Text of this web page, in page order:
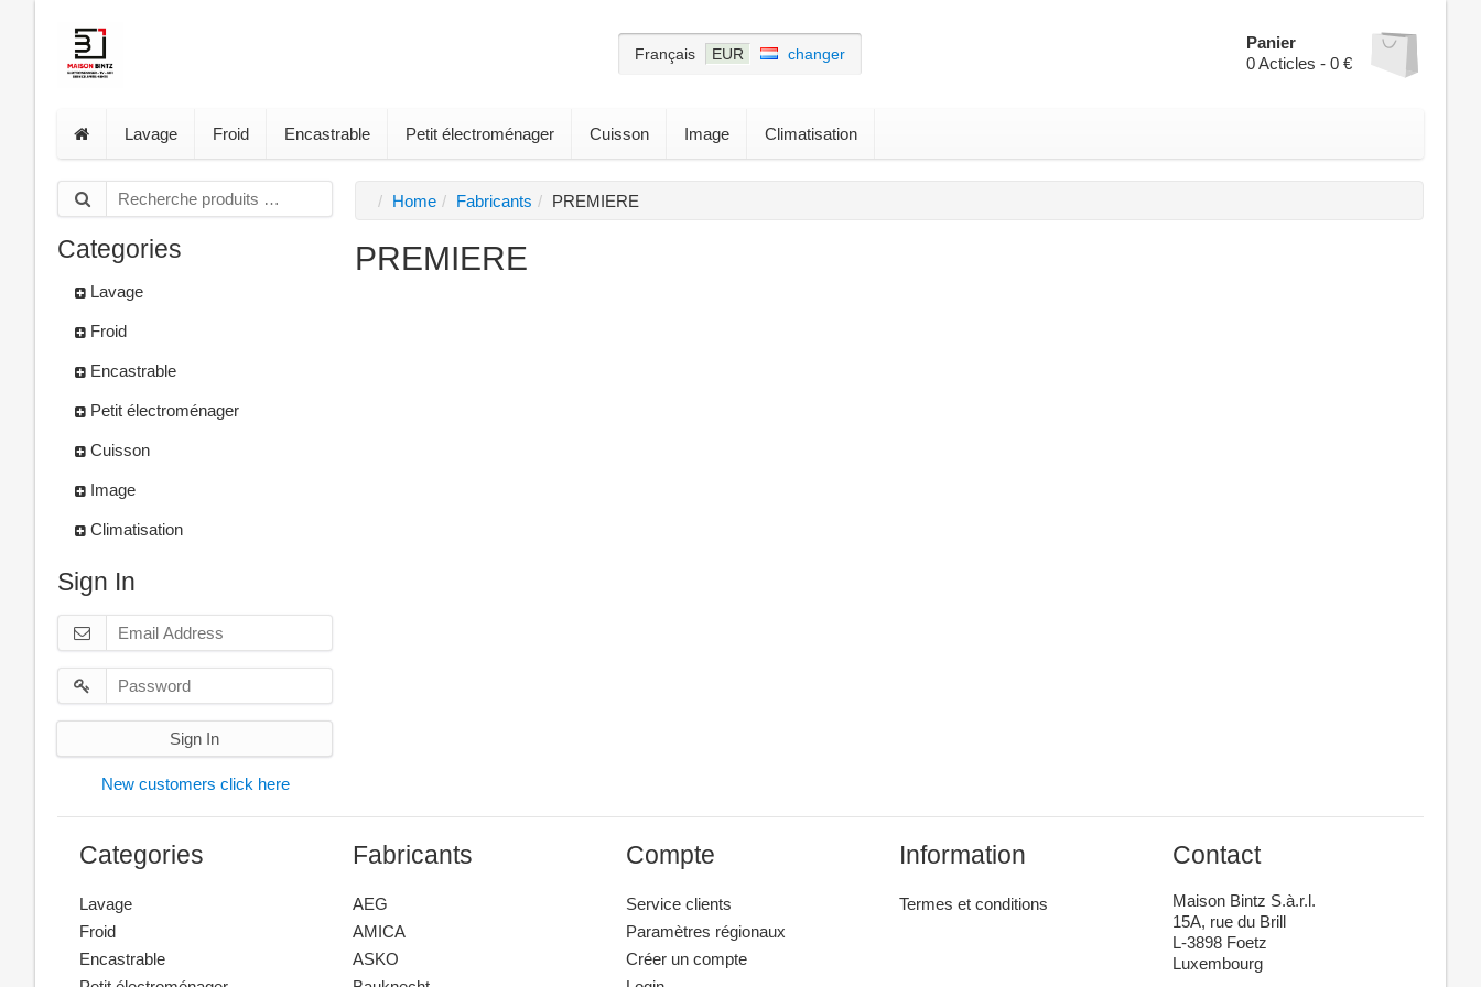
Français EUR changer
Panier
0Acticles - 0 €
Lavage Froid Encastrable Petit électroménager Cuisson Image Climatisation
Categories
Lavage
Froid
Encastrable
Petit électroménager
Cuisson
Image
Climatisation
Sign In
Sign In
New customers click here
Home Fabricants PREMIERE
PREMIERE
Categories
Lavage
Froid
Encastrable
Fabricants
AEG
AMICA
ASKO
Compte
Service clients
Paramètres régionaux
Créer un compte
Information
Termes et conditions
Contact
Maison Bintz S.à.r.l.
15A, rue du Brill
L-3898 Foetz
Luxembourg